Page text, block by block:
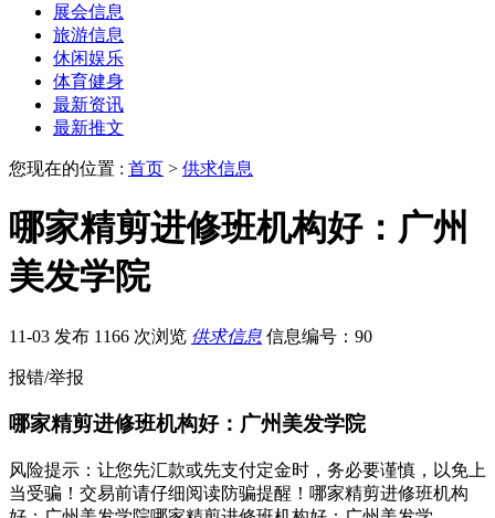
展会信息
旅游信息
休闲娱乐
体育健身
最新资讯
最新推文
您现在的位置 : 首页 > 供求信息
哪家精剪进修班机构好：广州
美发学院
11-03 发布 1166 次浏览 供求信息 信息编号：90
报错/举报
哪家精剪进修班机构好：广州美发学院
风险提示：让您先汇款或先支付定金时，务必要谨慎，以免上
当受骗！交易前请仔细阅读防骗提醒！哪家精剪进修班机构